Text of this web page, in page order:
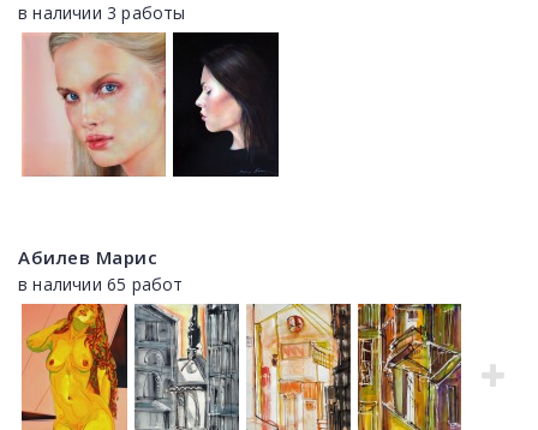
в наличии 3 работы
Абилев Марис
в наличии 65 работ